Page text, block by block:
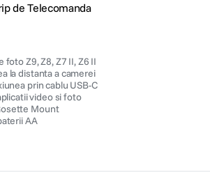
de Telecomanda
foto Z9, Z8, Z7 II, Z6 II
la distanta a camerei
prin cablu USB-C
video si foto
Mount
AA